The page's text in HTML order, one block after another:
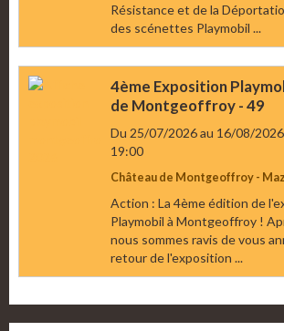
Résistance et de la
des scénettes Playmobil ...
4ème Exposition
de Montgeoffroy - 49
Du 25/07/2026au 16/08/2026
19:00
Château de Montgeoffroy -
Action : La 4ème édition de
Playmobil à Montgeoffroy !
nous sommes ravis de vous
retour de l'exposition ...